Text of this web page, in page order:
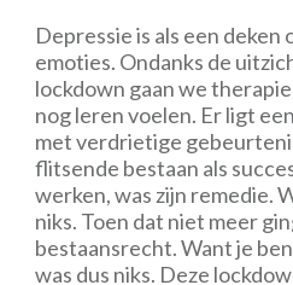
Depressie is als een
emoties. Ondanks de
lockdown gaan we
nog leren voelen. Er ligt
met verdrietige
flitsende bestaan als
werken, was zijn remedie.
niks. Toen dat niet meer
bestaansrecht. Want je
was dus niks. Deze